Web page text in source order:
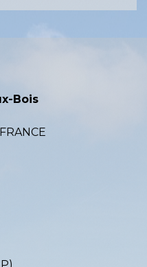
Bois